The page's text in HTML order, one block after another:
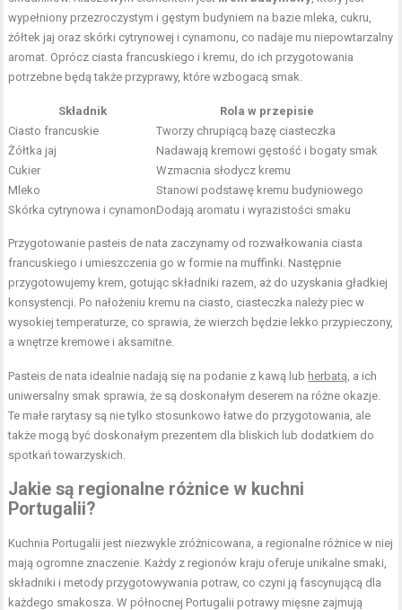
wypełniony przezroczystym i gęstym budyniem na bazie mleka, cukru,
żółtek jaj oraz skórki cytrynowej i cynamonu, co nadaje mu niepowtarzalny
aromat. Oprócz ciasta francuskiego i kremu, do ich przygotowania
potrzebne będą także przyprawy, które wzbogacą smak.
Składnik
Rola w przepisie
Ciasto francuskie
Tworzy chrupiącą bazę ciasteczka
Żółtka jaj
Nadawają kremowi gęstość i bogaty smak
Cukier
Wzmacnia słodycz kremu
Mleko
Stanowi podstawę kremu budyniowego
Skórka cytrynowa i cynamonDodają aromatu i wyrazistości smaku
Przygotowanie pasteis de nata zaczynamy od rozwałkowania ciasta
francuskiego i umieszczenia go w formie na muffinki. Następnie
przygotowujemy krem, gotując składniki razem, aż do uzyskania gładkiej
konsystencji. Po nałożeniu kremu na ciasto, ciasteczka należy piec w
wysokiej temperaturze, co sprawia, że wierzch będzie lekko przypieczony,
a wnętrze kremowe i aksamitne.
Pasteis de nata idealnie nadają się na podanie z kawą lub herbatą, a ich
uniwersalny smak sprawia, że są doskonałym deserem na różne okazje.
Te małe rarytasy są nie tylko stosunkowo łatwe do przygotowania, ale
także mogą być doskonałym prezentem dla bliskich lub dodatkiem do
spotkań towarzyskich.
Jakie są regionalne różnice w kuchni
Portugalii?
Kuchnia Portugalii jest niezwykle zróżnicowana, a regionalne różnice w niej
mają ogromne znaczenie. Każdy z regionów kraju oferuje unikalne smaki,
składniki i metody przygotowywania potraw, co czyni ją fascynującą dla
każdego smakosza. W północnej Portugalii potrawy mięsne zajmują